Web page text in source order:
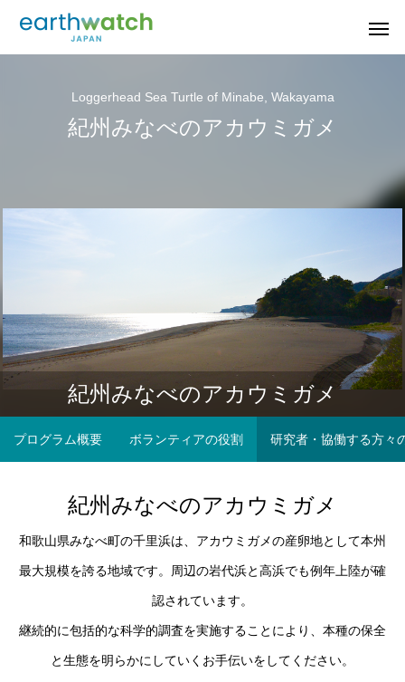
若狭小浜のシロウ
果樹園の生きもの
山梨県
タンポポ調査
音の
Loggerhead Sea Turtle of Minabe, Wakayama
紀州みなべのアカウミガメ
紀州みなべのアカウミガメ
プログラム概要 ボランティアの役割 研究者・協働する方々
紀州みなべのアカウミガメ
和歌山県みなべ町の千里浜は、アカウミガメの産卵地として本州
最大規模を誇る地域です。周辺の岩代浜と高浜でも例年上陸が確
認されています。
継続的に包括的な科学的調査を実施することにより、本種の保全
と生態を明らかにしていくお手伝いをしてください。